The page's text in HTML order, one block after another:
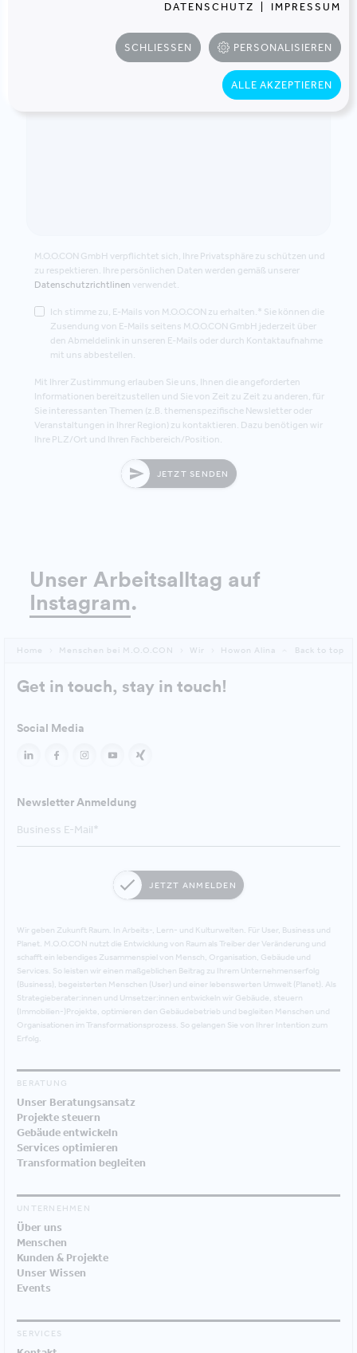
M.O.O.CON GmbH verpflichtet sich, Ihre Privatsphäre zu schützen und
zu respektieren. Ihre persönlichen Daten werden gemäß unserer
Datenschutzrichtlinen verwendet.
Ich stimme zu, E-Mails von M.O.O.CON zu erhalten.* Sie können die
Zusendung von E-Mails seitens M.O.O.CON GmbH jederzeit über
den Abmeldelink in unseren E-Mails oder durch Kontaktaufnahme
mit uns abbestellen.
Mit Ihrer Zustimmung erlauben Sie uns, Ihnen die angeforderten
Informationen bereitzustellen und Sie von Zeit zu Zeit zu anderen, für
Sie interessanten Themen (z.B. themenspezifische Newsletter oder
Veranstaltungen in Ihrer Region) zu kontaktieren. Dazu benötigen wir
Ihre PLZ/Ort und Ihren Fachbereich/Position.
JETZT SENDEN
Unser Arbeitsalltag auf
Instagram.
Home Menschen bei M.O.O.CON Wir Howon Alina Back to top
Get in touch, stay in touch!
Social Media
Newsletter Anmeldung
JETZT ANMELDEN
Wir geben Zukunft Raum. In Arbeits-, Lern- und Kulturwelten. Für User, Business und
Planet. M.O.O.CON nutzt die Entwicklung von Raum als Treiber der Veränderung und
schafft ein lebendiges Zusammenspiel von Mensch, Organisation, Gebäude und
Services. So leisten wir einen maßgeblichen Beitrag zu Ihrem Unternehmenserfolg
(Business), begeisterten Menschen (User) und einer lebenswerten Umwelt (Planet). Als
Strategieberater:innen und Umsetzer:innen entwickeln wir Gebäude, steuern
(Immobilien-)Projekte, optimieren den Gebäudebetrieb und begleiten Menschen und
Organisationen im Transformationsprozess. So gelangen Sie von Ihrer Intention zum
Erfolg.
BERATUNG
Unser Beratungsansatz
Projekte steuern
Gebäude entwickeln
Services optimieren
Transformation begleiten
UNTERNEHMEN
Über uns
Menschen
Kunden & Projekte
Unser Wissen
Events
SERVICES
DATENSCHUTZ IMPRESSUM
SCHLIESSEN PERSONALISIEREN
ALLE AKZEPTIEREN